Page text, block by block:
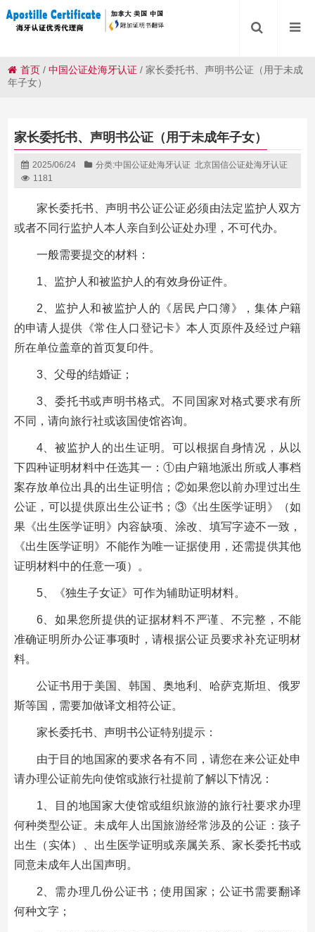
首页 /中国公证处海牙认证 /家长委托书、声明书公证（用于未成
年子女）
家长委托书、声明书公证（用于未成年子女）
2025/06/24 分类:中国公证处海牙认证 北京国信公证处海牙认证
1181
家长委托书、声明书公证公证必须由法定监护人双方
或者不同行监护人本人亲自到公证处办理，不可代办。
一般需要提交的材料：
1、监护人和被监护人的有效身份证件。
2、监护人和被监护人的《居民户口簿》，集体户籍
的申请人提供《常住人口登记卡》本人页原件及经过户籍
所在单位盖章的首页复印件。
3、父母的结婚证；
3、委托书或声明书格式。不同国家对格式要求有所
不同，请向旅行社或该国使馆咨询。
4、被监护人的出生证明。可以根据自身情况，从以
下四种证明材料中任选其一：①由户籍地派出所或人事档
案存放单位出具的出生证明信；②如果您以前办理过出生
公证，可以提供原出生公证书；③《出生医学证明》（如
果《出生医学证明》内容缺项、涂改、填写字迹不一致，
《出生医学证明》不能作为唯一证据使用，还需提供其他
证明材料中的任意一项）。
5、《独生子女证》可作为辅助证明材料。
6、如果您所提供的证据材料不严谨、不完整，不能
准确证明所办公证事项时，请根据公证员要求补充证明材
料。
公证书用于美国、韩国、奥地利、哈萨克斯坦、俄罗
斯等国，需要加做译文相符公证。
家长委托书、声明书公证特别提示：
由于目的地国家的要求各有不同，请您在来公证处申
请办理公证前先向使馆或旅行社提前了解以下情况：
1、目的地国家大使馆或组织旅游的旅行社要求办理
何种类型公证。未成年人出国旅游经常涉及的公证：孩子
出生（实体）、出生医学证明或亲属关系、家长委托书或
同意未成年人出国声明。
2、需办理几份公证书；使用国家；公证书需要翻译
何种文字；